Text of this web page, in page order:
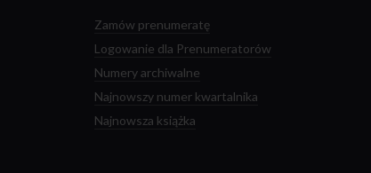
Zamów prenumeratę
Logowanie dla Prenumeratorów
Numery archiwalne
Najnowszy numer kwartalnika
Najnowsza książka